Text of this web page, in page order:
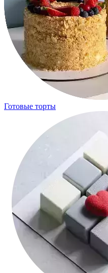
Готовые торты